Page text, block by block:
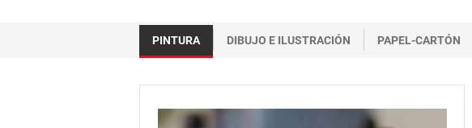
PINTURA DIBUJO E ILUSTRACIÓN PAPEL-CARTÓN